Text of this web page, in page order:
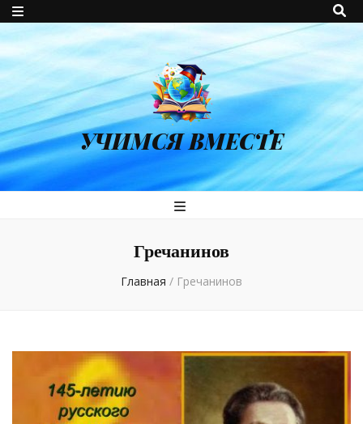
УЧИМСЯ ВМЕСТЕ
Гречанинов
Главная / Гречанинов